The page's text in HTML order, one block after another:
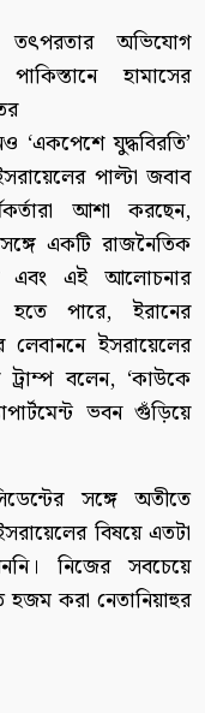
তৎপরতার অভিযোগ
হামাসের
যুদ্ধবিরতি’
পাল্টা জবাব
আশা করছেন,
একটি রাজনৈতিক
এবং এই আলোচনার
হতে পারে, ইরানের
ইসরায়েলের
বলেন, ‘কাউকে
ভবন গুঁড়িয়ে
সঙ্গে অতীতে
বিষয়ে এতটা
নিজের সবচেয়ে
হজম করা নেতানিয়াহুর